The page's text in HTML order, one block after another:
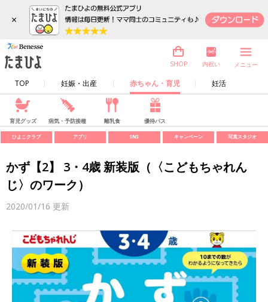
×
TOP 妊娠・出産 赤ちゃん・育児 妊活
SHOP 内祝い メニュー
育児グッズ 病気・予防接種 離乳食 優待パス
ひよこクラブ アプリ SNS キャンペーン 写真スタジオ
かず【2】 3・4歳 新装版（〈こどもちゃれん
じ〉のワーク）
2020/01/16 更新